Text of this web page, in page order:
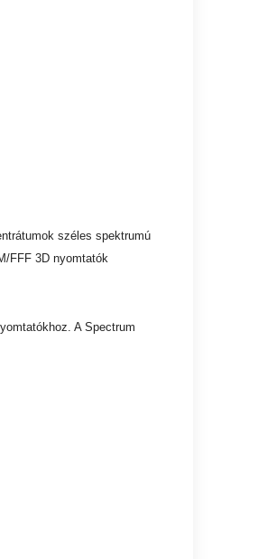
széles spektrumú
FFF 3D nyomtatók
A Spectrum